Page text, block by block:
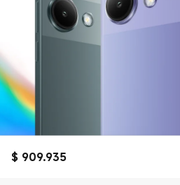
$ 909.935
Current Price $ 909935